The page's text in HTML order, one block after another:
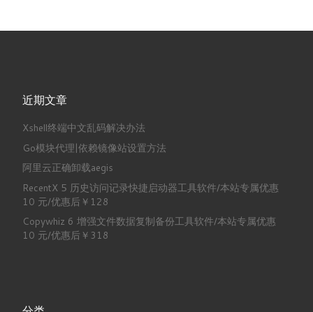
近期文章
Xshell终端中文乱码解决办法
Go模块代理|依赖镜像站设置方法
阿里云正确卸载aegis
RecentX 5 历史访问记录快捷启动器工具软件/本站专属优惠
10 元/优惠后￥128
Copywhiz 6 增强文件数据复制备份工具软件/本站专属优惠
10 元/优惠后￥318